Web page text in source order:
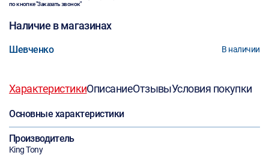
по кнопке "Заказать звонок"
Наличие в магазинах
Шевченко В наличии
ХарактеристикиОписаниеОтзывыУсловия покупки
Основные характеристики
Производитель
King Tony